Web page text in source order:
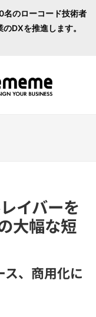
のローコード技術者
DXを推進します。
イバーを
大幅な短
ス、商用化に